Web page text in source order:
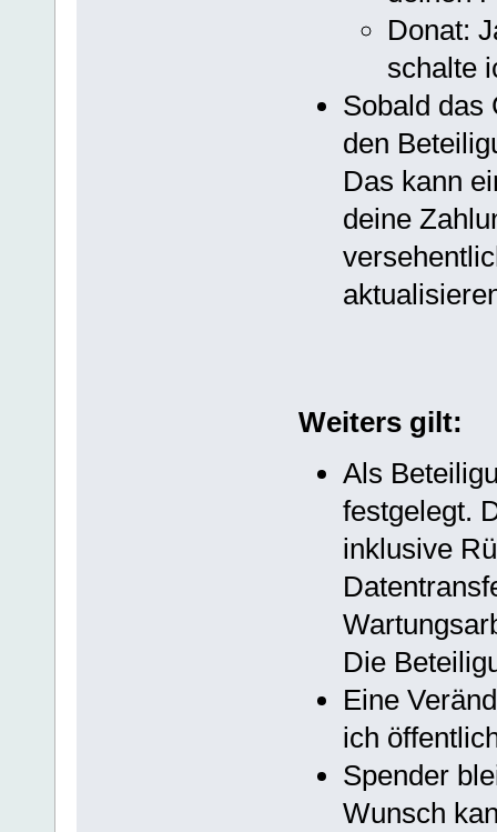
Donat:
schalte
Sobald das
den
Das kann
deine
Weiters gilt:
Als
festgelegt.
inklusive
Die
Eine
ich
Spender
Wunsch